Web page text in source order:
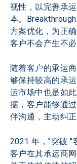
视性，以完善承
本。
方案优化，为正
客户不会产生不必
随着客户的承运
够保持较高的承
运市场中也是如
据，客户能够通
伴沟通，主动纠正
2021 年，"突破 "
客户在其承运商